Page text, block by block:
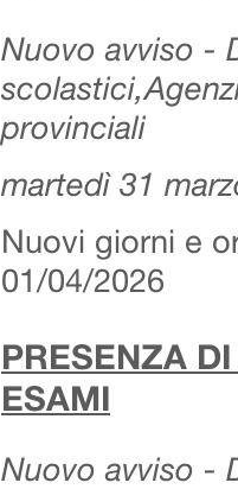
Nuovo avviso -
provinciali
martedì 31
Nuovi giorni e
01/04/2026
PRESENZA
ESAMI
Nuovo avviso -